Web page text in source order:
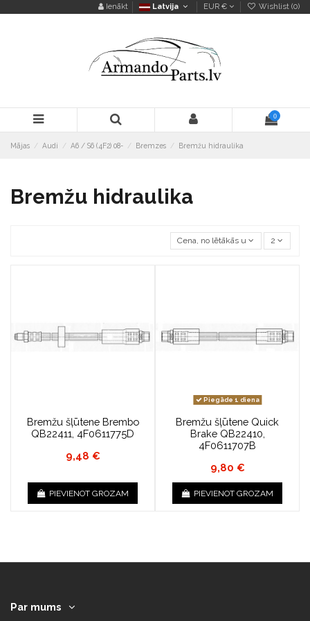
Ienākt Latvija EUR € Wishlist (0)
0
Mājas Audi A6 / S6 (4F2) 08- Bremzes Bremžu hidraulika
Bremžu hidraulika
Cena, no lētākās uz dārgāko
2
Bremžu šļūtene Brembo
QB22411, 4F0611775D
9,48 €
PIEVIENOT GROZAM
Piegāde 1 diena
Bremžu šļūtene Quick
Brake QB22410,
4F0611707B
9,80 €
PIEVIENOT GROZAM
Par mums